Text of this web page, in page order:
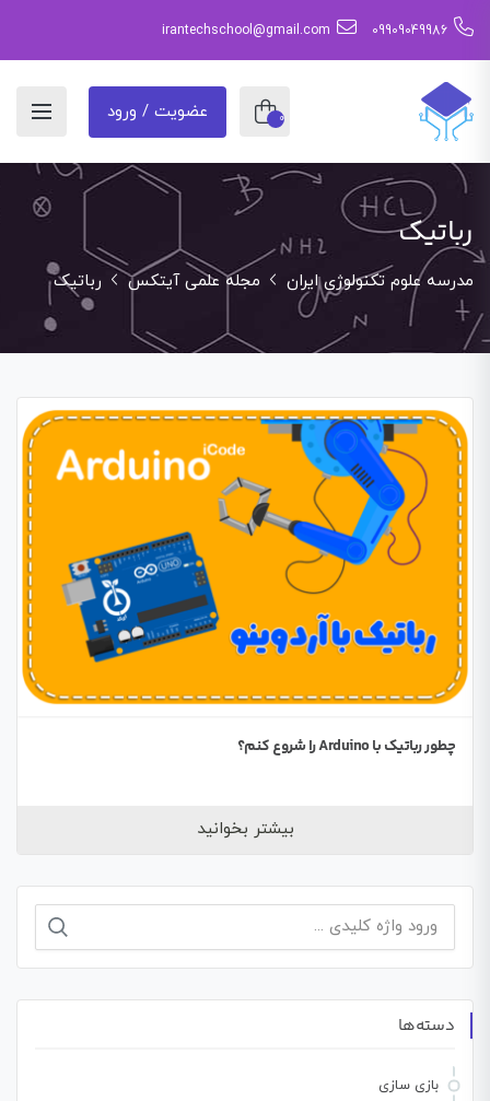
09909049986
irantechschool@gmail.com
0 عضویت / ورود
رباتیک
مدرسه علوم تکنولوژی ایران مجله علمی آیتکس رباتیک
چطور رباتیک با Arduino را شروع کنم؟
بیشتر بخوانید
جستجو
دسته‌ها
بازی سازی